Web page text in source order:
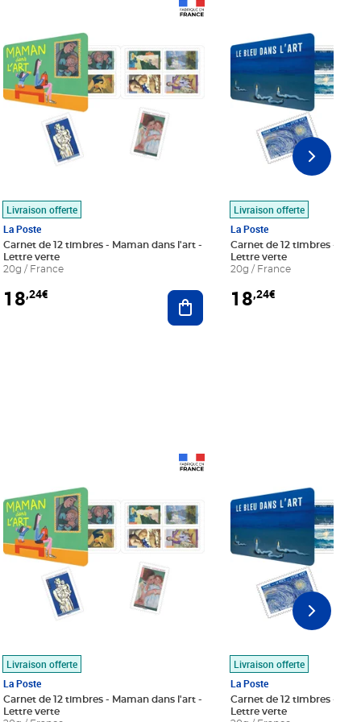
au panier
Livraison offerte
La Poste
Carnet de 12 timbres - Maman dans l'art -
Lettre verte
20g / France
18,24€ Ajouter au panier
Livraison offerte
La Poste
Carnet de 12 timbres - Le
Lettre verte
20g / France
18,24€
Livraison offerte
La Poste
Carnet de 12 timbres - Maman dans l'art -
Lettre verte
Livraison offerte
La Poste
Carnet de 12 timbres - Le
Lettre verte